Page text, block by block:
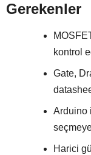
Gerekenler
kontrol
Gate,
Arduino
Harici